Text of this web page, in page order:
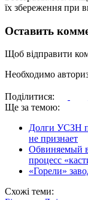
їх збереження при
Оставить
Щоб відправити
Необходимо
Поділитися:
Ще за темою:
Долги УСЗН
не признает
Обвиняемый
процесс
«Горели»
Схожі теми: